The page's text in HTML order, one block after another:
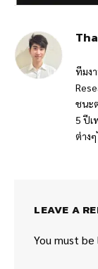
ทีมง
ชนะ
5 ปีเ
ต่าง
LEAVE A
You must be